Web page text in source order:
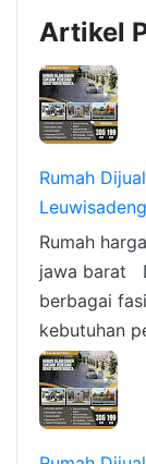
Artikel
Rumah
Rumah
jawa barat
berbagai
kebutuhan